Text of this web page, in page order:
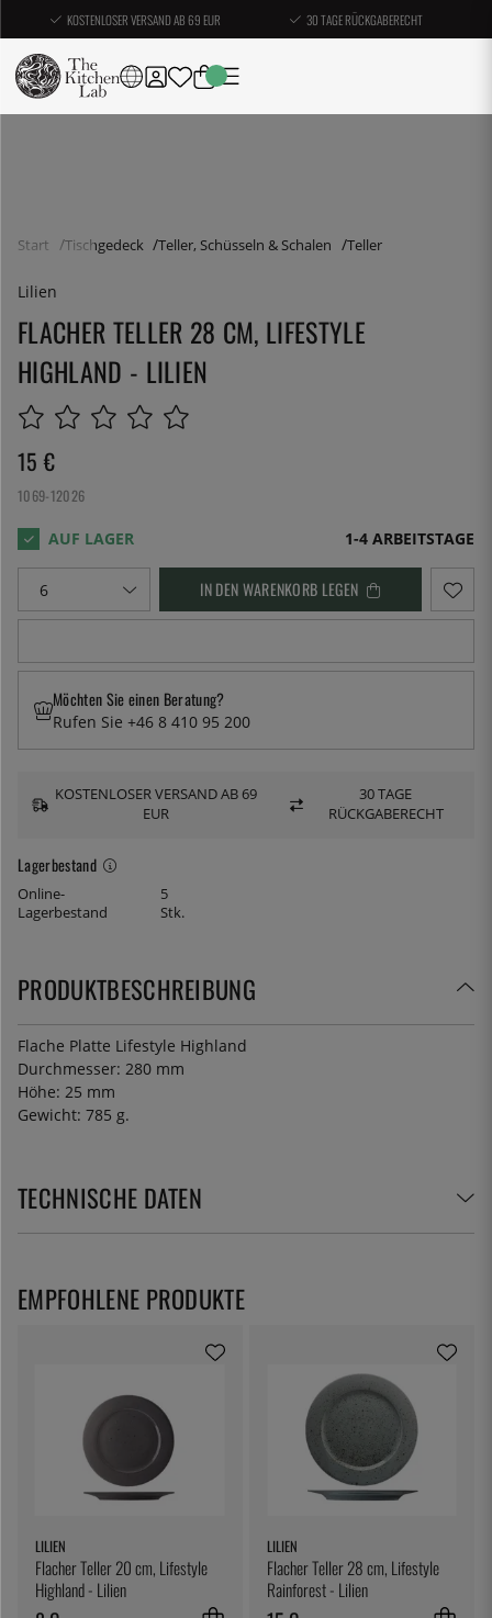
KOSTENLOSER VERSAND AB 69 EUR 30 TAGE RÜCKGABERECHT
Start Tischgedeck Teller, Schüsseln & Schalen Teller
Lilien
FLACHER TELLER 28 CM, LIFESTYLE
HIGHLAND - LILIEN
15 €
1069-12026
1-4 ARBEITSTAGE
IN DEN WARENKORB LEGEN
Lagerbestand
Online-
Lagerbestand
5
Stk.
Möchten Sie einen Beratung?
Rufen Sie +46 8 410 95 200
KOSTENLOSER VERSAND AB 69
EUR
30 TAGE
RÜCKGABERECHT
PRODUKTBESCHREIBUNG
Flache Platte Lifestyle Highland
Durchmesser: 280 mm
Höhe: 25 mm
Gewicht: 785 g.
TECHNISCHE DATEN
LILIEN
Flacher Teller 20 cm, Lifestyle
Highland - Lilien
LILIEN
Flacher Teller 28 cm, Lifestyle
Rainforest - Lilien
EMPFOHLENE PRODUKTE